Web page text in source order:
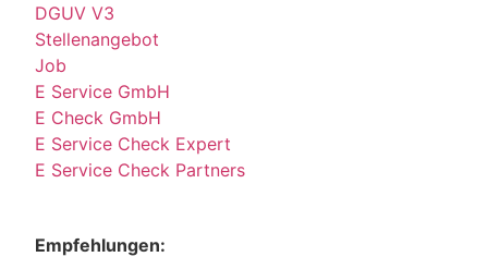
DGUV V3
Stellenangebot
Job
E Service GmbH
E Check GmbH
E Service Check Expert
E Service Check Partners
Empfehlungen: